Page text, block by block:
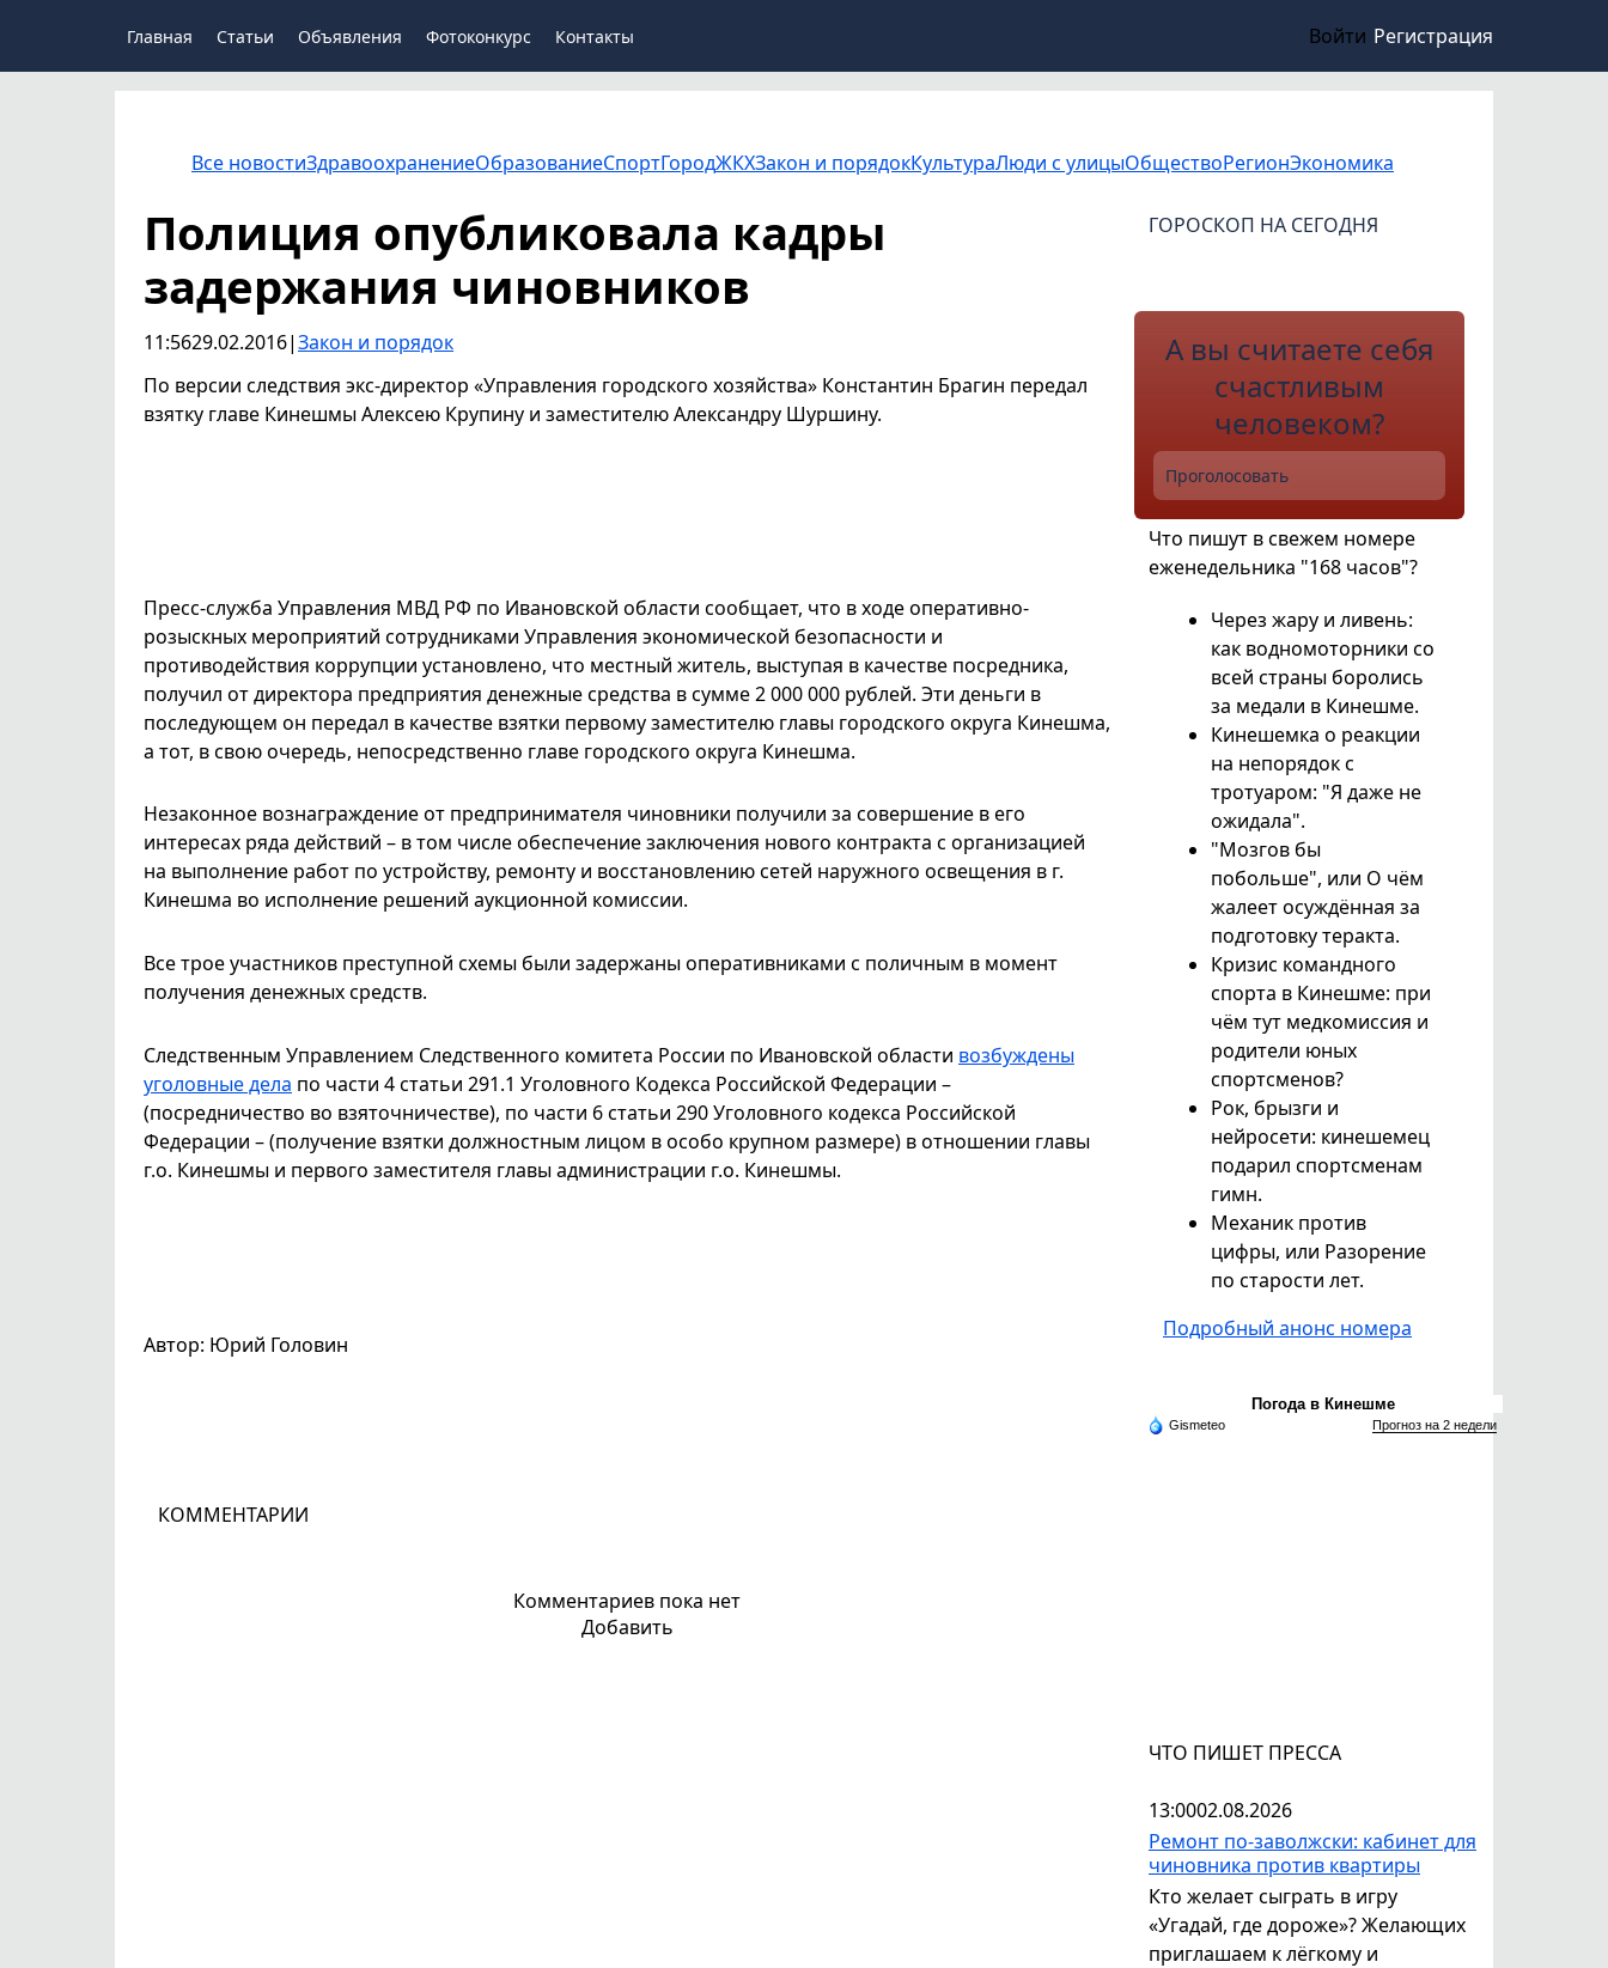
Главная Статьи Объявления Фотоконкурс Контакты Войти Регистрация
Все новостиЗдравоохранениеОбразованиеСпортГородЖКХЗакон и порядокКультураЛюди с улицыОбществоРегионЭкономика
ЧТО ПИШЕТ ПРЕССА
13:0002.08.2026
Ремонт по-заволжски: кабинет для
чиновника против квартиры
Кто желает сыграть в игру
«Угадай, где дороже»? Желающих
приглашаем к лёгкому и
Полиция опубликовала кадры
задержания чиновников
11:5629.02.2016|Закон и порядок
По версии следствия экс-директор «Управления городского хозяйства» Константин Брагин передал
взятку главе Кинешмы Алексею Крупину и заместителю Александру Шуршину.
Пресс-служба Управления МВД РФ по Ивановской области сообщает, что в ходе оперативно-
розыскных мероприятий сотрудниками Управления экономической безопасности и
противодействия коррупции установлено, что местный житель, выступая в качестве посредника,
получил от директора предприятия денежные средства в сумме 2 000 000 рублей. Эти деньги в
последующем он передал в качестве взятки первому заместителю главы городского округа Кинешма,
а тот, в свою очередь, непосредственно главе городского округа Кинешма.
Незаконное вознаграждение от предпринимателя чиновники получили за совершение в его
интересах ряда действий – в том числе обеспечение заключения нового контракта с организацией
на выполнение работ по устройству, ремонту и восстановлению сетей наружного освещения в г.
Кинешма во исполнение решений аукционной комиссии.
Все трое участников преступной схемы были задержаны оперативниками с поличным в момент
получения денежных средств.
Следственным Управлением Следственного комитета России по Ивановской области возбуждены
уголовные дела по части 4 статьи 291.1 Уголовного Кодекса Российской Федерации –
(посредничество во взяточничестве), по части 6 статьи 290 Уголовного кодекса Российской
Федерации – (получение взятки должностным лицом в особо крупном размере) в отношении главы
г.о. Кинешмы и первого заместителя главы администрации г.о. Кинешмы.
Автор: Юрий Головин
КОММЕНТАРИИ
Комментариев пока нет
Добавить
ГОРОСКОП НА СЕГОДНЯ
А вы считаете себя
счастливым
человеком?
Проголосовать
Что пишут в свежем номере
еженедельника "168 часов"?
Через жару и ливень:
как водномоторники со
всей страны боролись
за медали в Кинешме.
Кинешемка о реакции
на непорядок с
тротуаром: "Я даже не
ожидала".
"Мозгов бы
побольше", или О чём
жалеет осуждённая за
подготовку теракта.
Кризис командного
спорта в Кинешме: при
чём тут медкомиссия и
родители юных
спортсменов?
Рок, брызги и
нейросети: кинешемец
подарил спортсменам
гимн.
Механик против
цифры, или Разорение
по старости лет.
Подробный анонс номера
Погода в Кинешме
Gismeteo Прогноз на 2 недели